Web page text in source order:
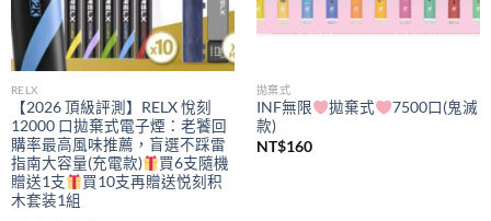
RELX
【2026 頂級評測】RELX 悅刻
12000 口拋棄式電子煙：老饕回
購率最高風味推薦，盲選不踩雷
指南大容量(充電款)
買6支隨機
贈送1支
買10支再贈送悦刻积
木套装1組
拋棄式
INF無限 拋棄式
7500口(鬼滅
款)
NT$160